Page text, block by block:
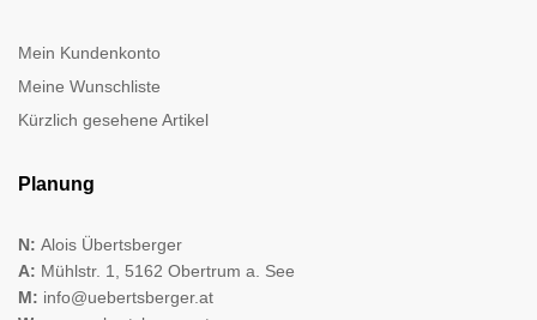
Mein Kundenkonto
Meine Wunschliste
Kürzlich gesehene Artikel
Planung
N: Alois Übertsberger
A: Mühlstr. 1, 5162 Obertrum a. See
M: info@uebertsberger.at